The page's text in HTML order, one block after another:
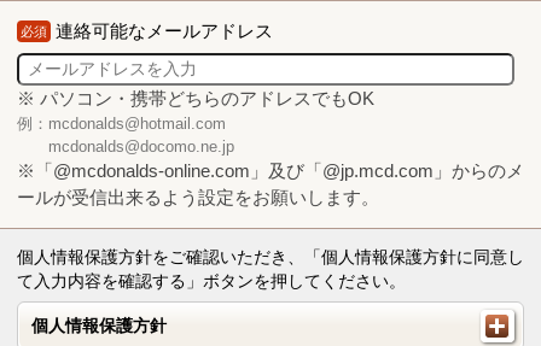
必須 連絡可能なメールアドレス
※ パソコン・携帯どちらのアドレスでもOK
例：mcdonalds@hotmail.com
mcdonalds@docomo.ne.jp
※「@mcdonalds-online.com」及び「@jp.mcd.com」からのメ
ールが受信出来るよう設定をお願いします。
個人情報保護方針をご確認いただき、「個人情報保護方針に同意し
て入力内容を確認する」ボタンを押してください。
個人情報保護方針